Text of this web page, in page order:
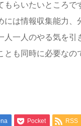
もらいたいところで
には情報収集能力
一人のやる気を引
も同時に必要なの
Pocket RSS